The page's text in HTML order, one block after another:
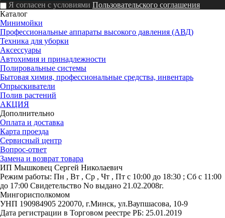
Я согласен с условиями Пользовательского соглашения
Каталог
Минимойки
Профессиональные аппараты высокого давления (АВД)
Техника для уборки
Аксессуары
Автохимия и принадлежности
Полировальные системы
Бытовая химия, профессиональные средства, инвентарь
Опрыскиватели
Полив растений
АКЦИЯ
Дополнительно
Оплата и доставка
Карта проезда
Сервисный центр
Вопрос-ответ
Замена и возврат товара
ИП Мышковец Сергей Николаевич
Режим работы: Пн , Вт , Ср , Чт , Пт c 10:00 до 18:30 ; Сб c 11:00
до 17:00 Свидетельство No выдано 21.02.2008г.
Мингорисполкомом
УНП 190984905 220070, г.Минск, ул.Ваупшасова, 10-9
Дата регистрации в Торговом реестре РБ: 25.01.2019